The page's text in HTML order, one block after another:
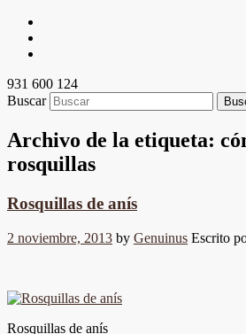
931 600 124
Buscar
Archivo de la etiqueta:
rosquillas
Rosquillas de anís
2 noviembre, 2013 by Genuinus Escrito
Rosquillas de anís